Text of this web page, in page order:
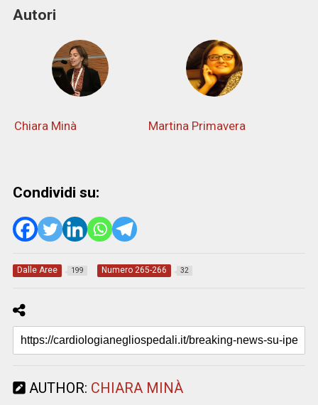
Autori
Chiara Minà Martina Primavera
Condividi su:
Dalle Aree 199 Numero 265-266 32
AUTHOR: CHIARA MINÀ